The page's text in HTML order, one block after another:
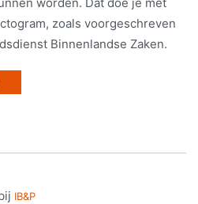
zoals voorgeschreven
Binnenlandse Zaken.
IB&P